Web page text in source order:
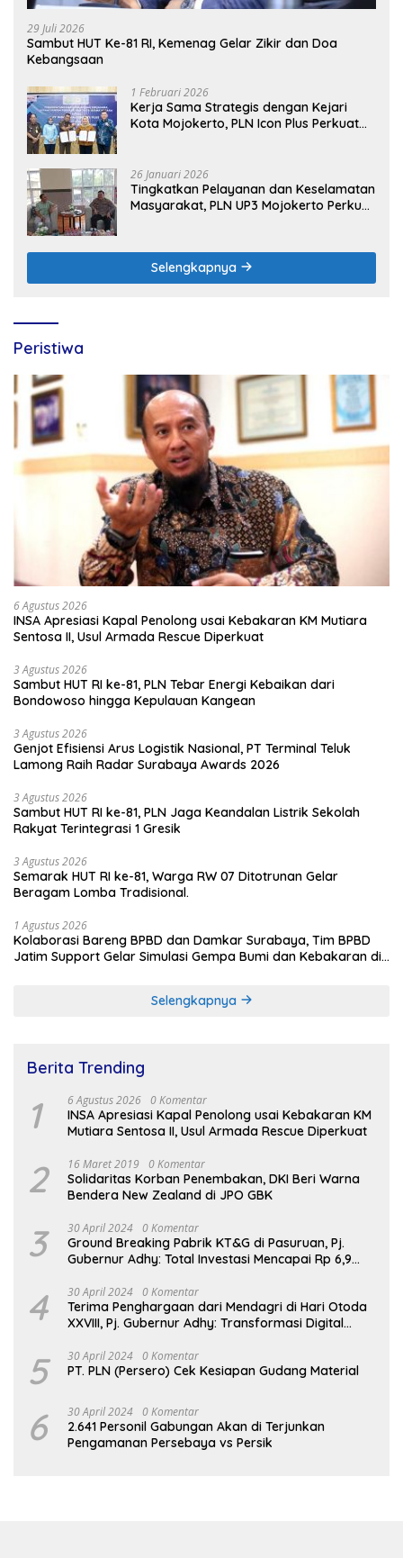
29 Juli 2026
Sambut HUT Ke-81 RI, Kemenag Gelar Zikir dan Doa
Kebangsaan
1 Februari 2026
Kerja Sama Strategis dengan Kejari
Kota Mojokerto, PLN Icon Plus Perkuat
26 Januari 2026
Tingkatkan Pelayanan dan Keselamatan
Masyarakat, PLN UP3 Mojokerto Perkuat
Selengkapnya
Peristiwa
6 Agustus 2026
INSA Apresiasi Kapal Penolong usai Kebakaran KM Mutiara
Sentosa II, Usul Armada Rescue Diperkuat
3 Agustus 2026
Sambut HUT RI ke-81, PLN Tebar Energi Kebaikan dari
Bondowoso hingga Kepulauan Kangean
3 Agustus 2026
Genjot Efisiensi Arus Logistik Nasional, PT Terminal Teluk
Lamong Raih Radar Surabaya Awards 2026
3 Agustus 2026
Sambut HUT RI ke-81, PLN Jaga Keandalan Listrik Sekolah
Rakyat Terintegrasi 1 Gresik
3 Agustus 2026
Semarak HUT RI ke-81, Warga RW 07 Ditotrunan Gelar
Beragam Lomba Tradisional.
1 Agustus 2026
Kolaborasi Bareng BPBD dan Damkar Surabaya, Tim BPBD
Jatim Support Gelar Simulasi Gempa Bumi dan Kebakaran di
Selengkapnya
Berita Trending
1 6 Agustus 2026 0 Komentar
INSA Apresiasi Kapal Penolong usai Kebakaran KM
Mutiara Sentosa II, Usul Armada Rescue Diperkuat
2 16 Maret 2019 0 Komentar
Solidaritas Korban Penembakan, DKI Beri Warna
Bendera New Zealand di JPO GBK
3 30 April 2024 0 Komentar
Ground Breaking Pabrik KT&G di Pasuruan, Pj.
Gubernur Adhy: Total Investasi Mencapai Rp 6,9
4 30 April 2024 0 Komentar
Terima Penghargaan dari Mendagri di Hari Otoda
XXVIII, Pj. Gubernur Adhy: Transformasi Digital
Keberhasilan Jatim
5 30 April 2024 0 Komentar
PT. PLN (Persero) Cek Kesiapan Gudang Material
6 30 April 2024 0 Komentar
2.641 Personil Gabungan Akan di Terjunkan
Pengamanan Persebaya vs Persik